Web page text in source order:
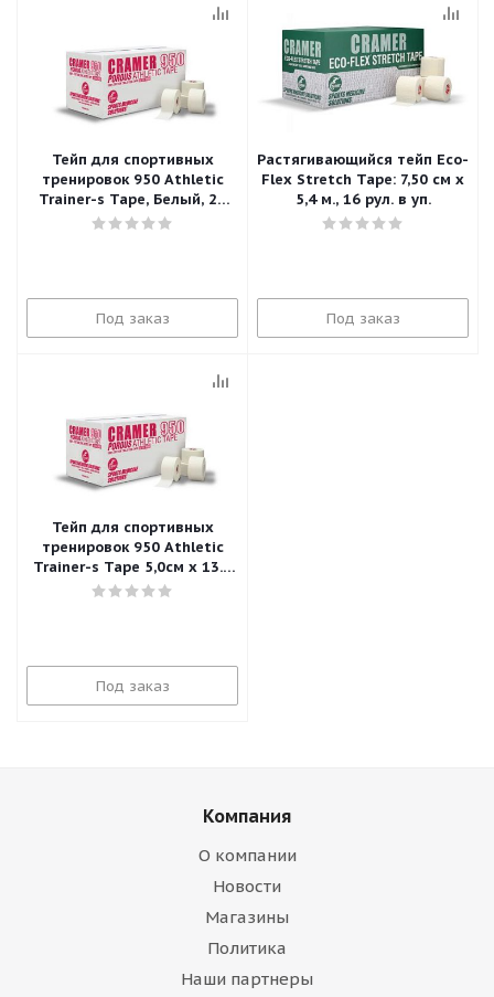
Тейп для спортивных
тренировок 950 Athletic
Trainer-s Tape, Белый, 24
рулона в уп., 1,2смх9м
Под заказ
Растягивающийся тейп Eco-
Flex Stretch Tape: 7,50 см х
5,4 м., 16 рул. в уп.
Под заказ
Тейп для спортивных
тренировок 950 Athletic
Trainer-s Tape 5,0см х 13.7
м (24 рул/уп)
Под заказ
Компания
О компании
Новости
Магазины
Политика
Наши партнеры